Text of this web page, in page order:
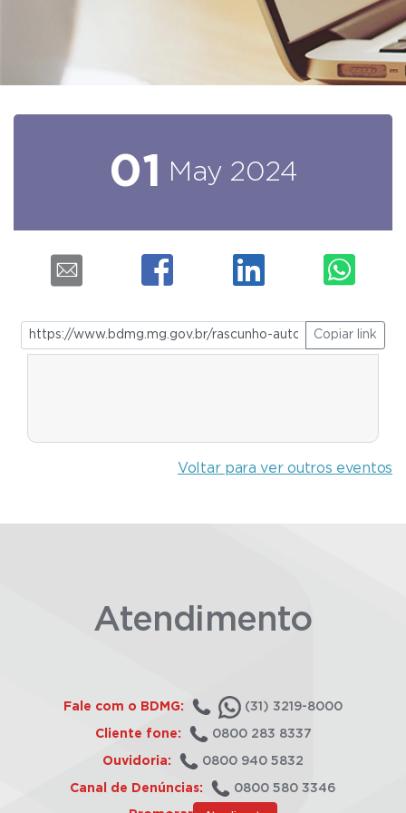
01 May 2024
Copiar link
Voltar para ver outros eventos
Atendimento
Fale com o BDMG: (31) 3219-8000
Cliente fone: 0800 283 8337
Ouvidoria: 0800 940 5832
Canal de Denúncias: 0800 580 3346